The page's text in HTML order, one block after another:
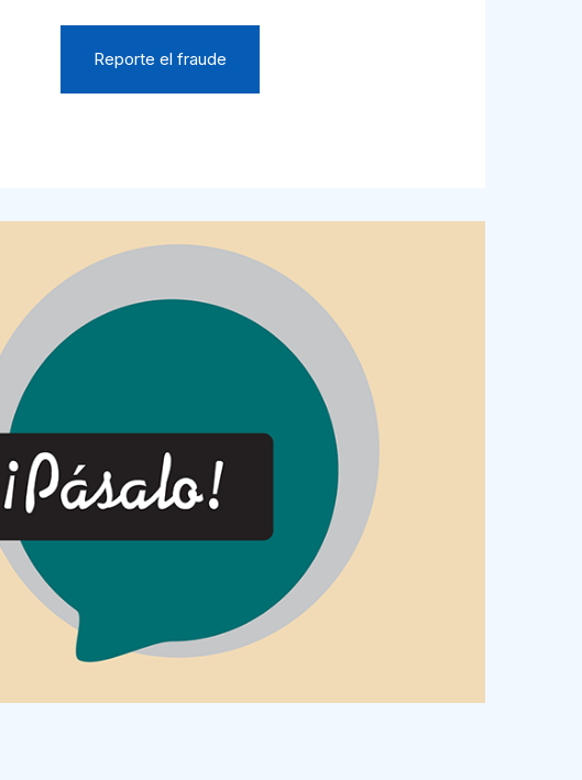
Reporte el fraude